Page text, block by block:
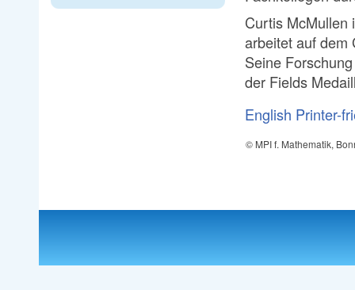
Curtis McMullen
arbeitet auf dem
Seine
der Fields
English Printer-
© MPI f. Mathematik,